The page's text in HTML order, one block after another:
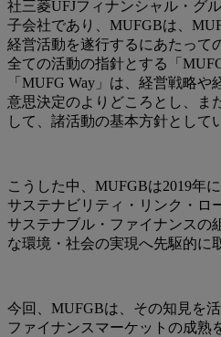
社三菱UFJフィナンシャル・グ
子会社であり、MUFGBは、
経営活動を遂行するにあたって
全ての活動の指針とする「
「MUFG Way」は、経営戦略
意思決定のよりどころとし、ま
して、諸活動の基本方針として
こうした中、MUFGBは2019年
サステナビリティ・リンク・ロ
サステナブル・ファイナンスの
な環境・社会の実現へ先駆的に
今回、MUFGBは、その知見を
ファイナンスマーケットの成熟